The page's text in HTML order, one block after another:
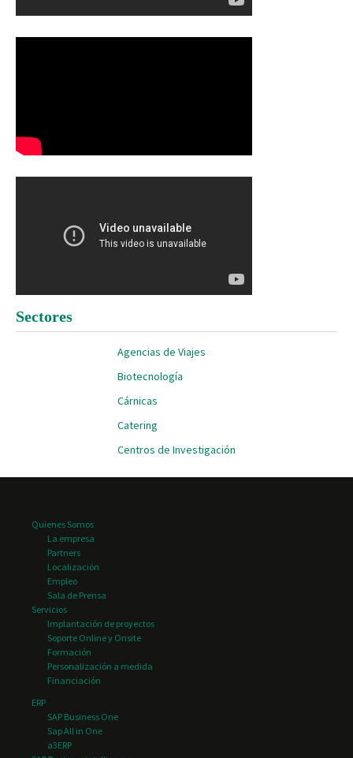
Sectores
Agencias de Viajes
Biotecnología
Cárnicas
Catering
Centros de Investigación
Clima e Instaladores
Editoriales
Hospital de día
Inmobiliarias y
Quienes Somos
La empresa
Partners
Localización
Empleo
Sala de Prensa
Servicios
Implantación de proyectos
Soporte Online y Onsite
Formación
Personalización a medida
Financiación
ERP
SAP Business One
Sap All in One
a3ERP